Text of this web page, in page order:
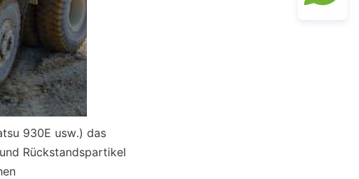
930E usw.) das
Rückstandspartikel